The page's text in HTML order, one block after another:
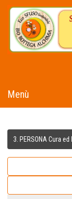
Menù
3. PERSONA Cura ed